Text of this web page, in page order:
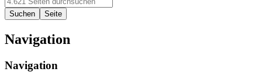
Navigation
Navigation